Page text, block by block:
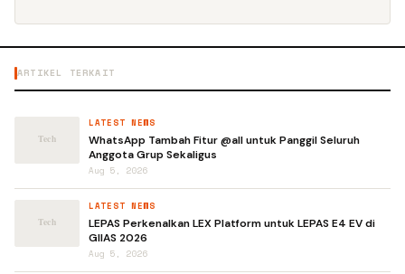
ARTIKEL TERKAIT
LATEST NEWS
WhatsApp Tambah Fitur @all untuk Panggil Seluruh
Anggota Grup Sekaligus
Aug 5, 2026
LATEST NEWS
LEPAS Perkenalkan LEX Platform untuk LEPAS E4 EV di
GIIAS 2026
Aug 5, 2026